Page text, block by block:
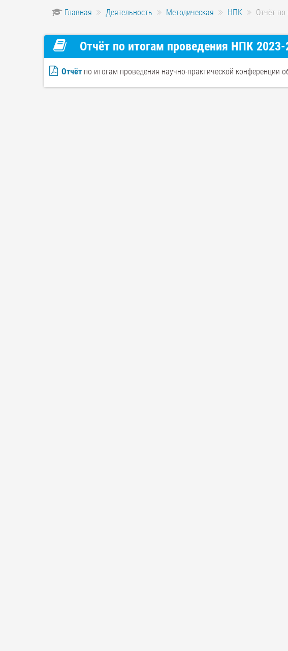
Главная Деятельность Методическая НПК Отчёт
Отчёт по итогам проведения НПК
Отчёт по итогам проведения научно-практической конференции